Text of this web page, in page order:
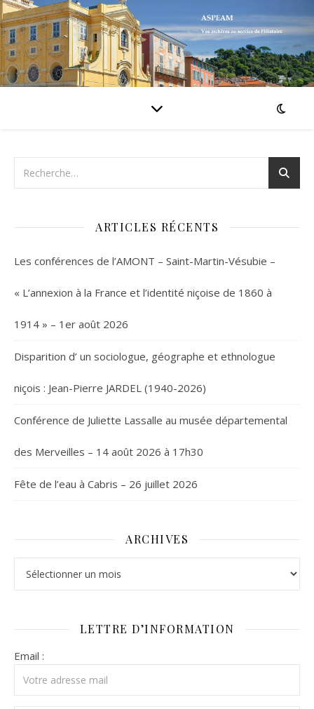
ARTICLES RÉCENTS
Les conférences de l’AMONT – Saint-Martin-Vésubie –
« L’annexion à la France et l’identité niçoise de 1860 à
1914 » – 1er août 2026
Disparition d’ un sociologue, géographe et ethnologue
niçois : Jean-Pierre JARDEL (1940-2026)
Conférence de Juliette Lassalle au musée départemental
des Merveilles – 14 août 2026 à 17h30
Fête de l’eau à Cabris – 26 juillet 2026
ARCHIVES
LETTRE D’INFORMATION
Email :